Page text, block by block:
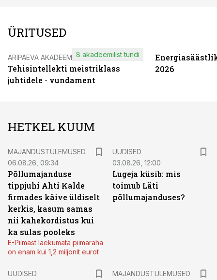
ÜRITUSED
ÄRIPÄEVA AKADEEMIA
Tehisintellekti meistriklass
juhtidele - vundament
8 akadeemilist tundi
2026
HETKEL KUUM
MAJANDUSTULEMUSED
06.08.26, 09:34
Põllumajanduse
tippjuhi Ahti Kalde
firmades käive üldiselt
kerkis, kasum samas
nii kahekordistus kui
ka sulas pooleks
E-Piimast laekumata piimaraha
on enam kui 1,2 miljonit eurot
UUDISED
03.08.26, 12:00
Lugeja küsib: mis
toimub Läti
põllumajanduses?
UUDISED
MAJANDUSTULEMUSED